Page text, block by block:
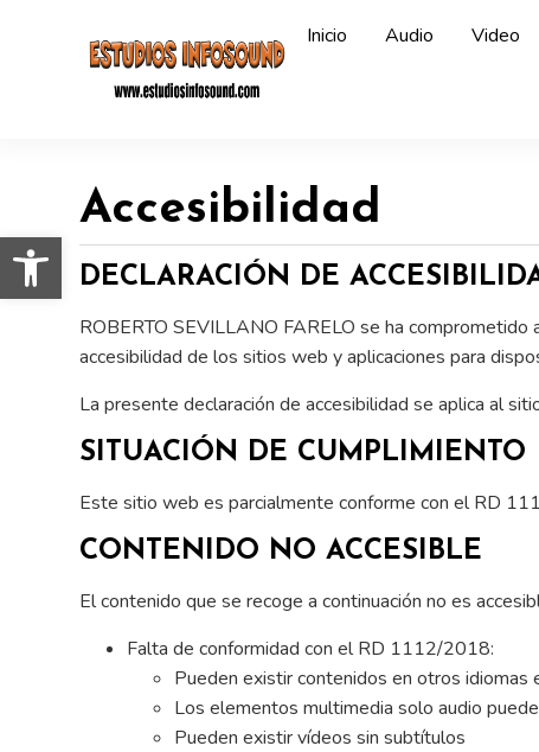
Abrir barra de herramientas
Inicio Audio Video
Accesibilidad
DECLARACIÓN DE
ROBERTO SEVILLANO FARELO se ha
accesibilidad de los sitios web y aplicaciones para
La presente declaración de accesibilidad se aplica al
SITUACIÓN DE CUMPLIMIENTO
Este sitio web es parcialmente conforme con el RD
CONTENIDO NO ACCESIBLE
El contenido que se recoge a continuación no es
Falta de conformidad con el RD 1112/2018:
Pueden existir contenidos en otros
Los elementos multimedia solo audio
Pueden existir vídeos sin subtítulos